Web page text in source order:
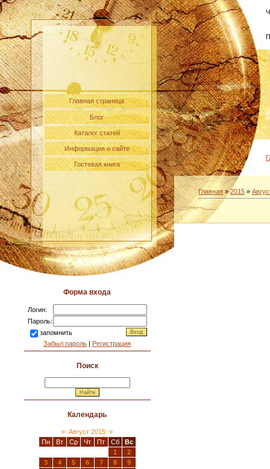
Главная страница
Блог
Каталог статей
Информация о сайте
Гостевая книга
Форма входа
Логин:
Пароль:
запомнить
Забыл пароль | Регистрация
Поиск
Календарь
« Август 2015 »
Пн
Вт Ср Чт Пт Сб
Вс
1
2
3
4 5 6 7 8
9
Главная »2015 »